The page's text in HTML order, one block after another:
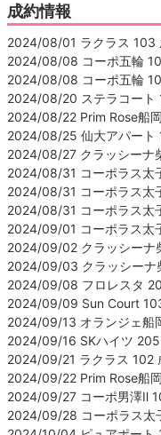
成約情報
2024/08/01 ラクラス 103
2024/08/08 コーポ五輪
2024/08/08 コーポ五輪
2024/08/20 ステラコート
2024/08/22 Prim Rose船
2024/08/25 仙大アパート
2024/08/27 クラッシーナ
2024/08/31 コーポラス太
2024/08/31 コーポラス太
2024/08/31 コーポラス太
2024/09/01 コーポラス太
2024/09/02 クラッシーナ
2024/09/03 クラッシーナ
2024/09/08 フロレスタ
2024/09/09 Sun Court
2024/09/13 オランジェ船
2024/09/16 SKハイツ 205
2024/09/21 ラクラス 102
2024/09/22 Prim Rose船
2024/09/27 コーポ男澤Ⅱ
2024/09/28 コーポラス太